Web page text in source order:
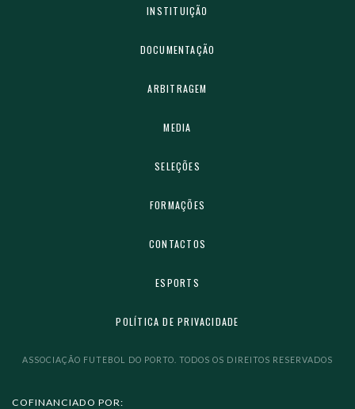
INSTITUIÇÃO
DOCUMENTAÇÃO
ARBITRAGEM
MEDIA
SELEÇÕES
FORMAÇÕES
CONTACTOS
ESPORTS
POLÍTICA DE PRIVACIDADE
ASSOCIAÇÃO FUTEBOL DO PORTO. TODOS OS DIREITOS RESERVADOS
COFINANCIADO POR: